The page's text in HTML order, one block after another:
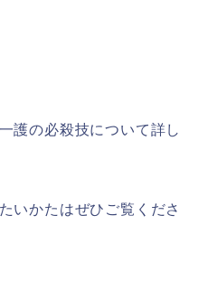
護の必殺技について詳し
いかたはぜひご覧くださ